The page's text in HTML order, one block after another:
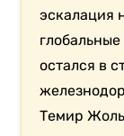
эскалация
остался в
Темир